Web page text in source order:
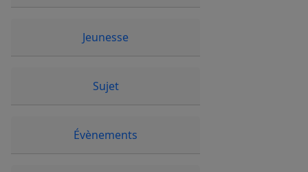
Jeunesse
Sujet
Évènements